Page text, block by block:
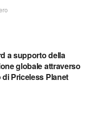
a supporto della
globale attraverso
di Priceless Planet